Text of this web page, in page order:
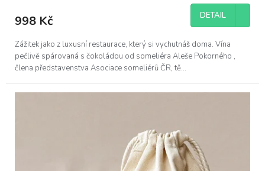
998 Kč DETAIL
Zážitek jako z luxusní restaurace, který si vychutnáš doma. Vína
pečlivě spárovaná s čokoládou od someliéra Aleše Pokorného ,
člena představenstva Asociace someliérů ČR, tě...